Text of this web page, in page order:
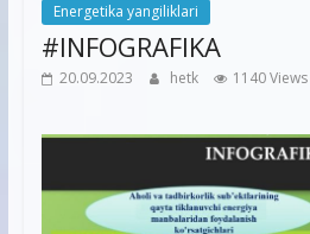
Energetika yangiliklari
#INFOGRAFIKA
20.09.2023 hetk 1140 Views